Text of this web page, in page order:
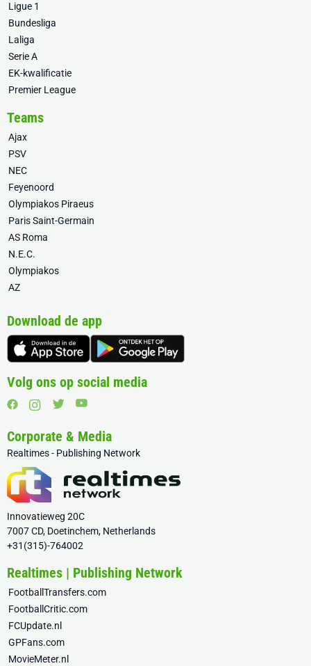
Ligue 1
Bundesliga
Laliga
Serie A
EK-kwalificatie
Premier League
Teams
Ajax
PSV
NEC
Feyenoord
Olympiakos Piraeus
Paris Saint-Germain
AS Roma
N.E.C.
Olympiakos
AZ
Download de app
Volg ons op social media
Corporate & Media
Realtimes - Publishing Network
Innovatieweg 20C
7007 CD, Doetinchem, Netherlands
+31(315)-764002
Realtimes | Publishing Network
FootballTransfers.com
FootballCritic.com
FCUpdate.nl
GPFans.com
MovieMeter.nl